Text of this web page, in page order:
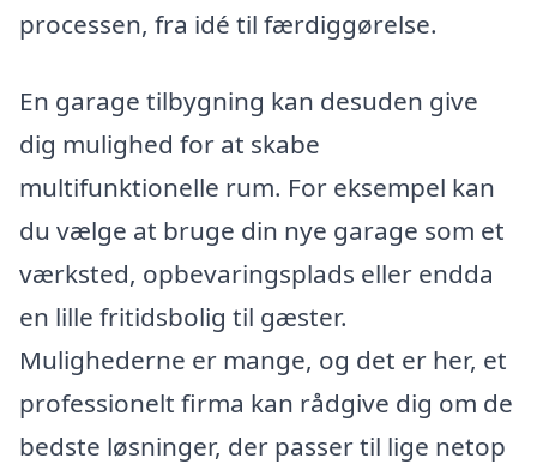
processen, fra idé til færdiggørelse.
En garage tilbygning kan desuden give
dig mulighed for at skabe
multifunktionelle rum. For eksempel kan
du vælge at bruge din nye garage som et
værksted, opbevaringsplads eller endda
en lille fritidsbolig til gæster.
Mulighederne er mange, og det er her, et
professionelt firma kan rådgive dig om de
bedste løsninger, der passer til lige netop